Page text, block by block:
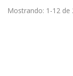
Mostrando: 1-12 de